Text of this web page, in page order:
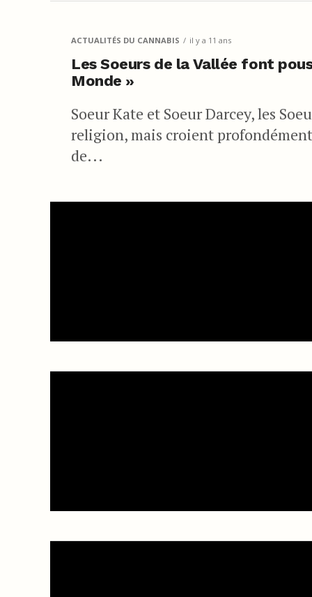
ACTUALITÉS DU CANNABIS il y a 11 ans
Les Soeurs de la Vallée font
Monde »
Soeur Kate et Soeur Darcey, les
religion, mais croient
de...